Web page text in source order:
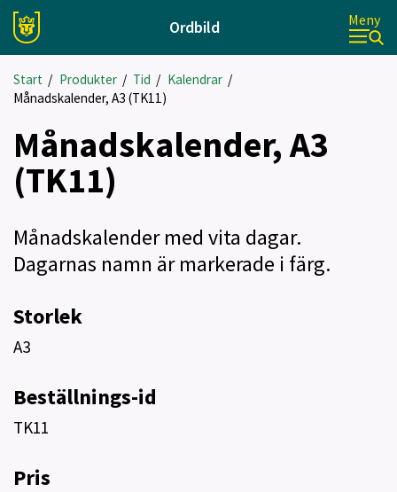
Ordbild Meny
Start / Produkter/ Tid / Kalendrar/
Månadskalender, A3 (TK11)
Månadskalender, A3
(TK11)
Månadskalender med vita dagar.
Dagarnas namn är markerade i färg.
Storlek
A3
Beställnings-id
TK11
Pris